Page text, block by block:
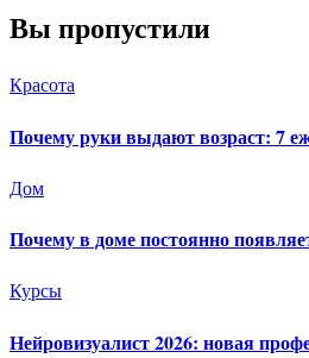
Вы пропустили
Красота
Почему руки выдают возраст: 7
Дом
Почему в доме постоянно
Курсы
Нейровизуалист 2026: новая